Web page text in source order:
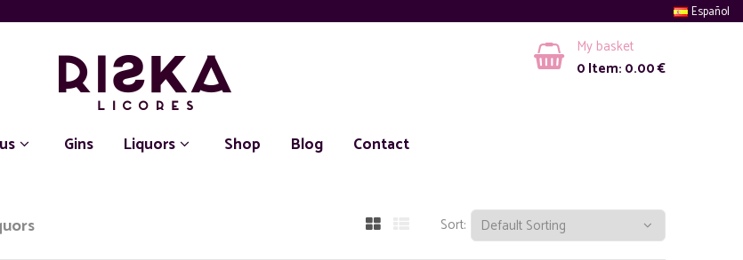
Español
My basket
0 Item: 0.00€
Gins Liquors Shop Blog Contact
Sort: